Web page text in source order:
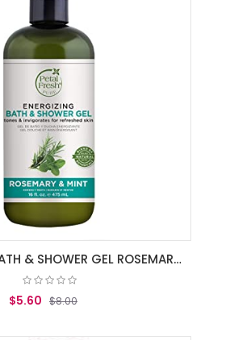
PURE ENERG BATH & SHOWER GEL ROSEMARY/MI
$5.60 $8.00